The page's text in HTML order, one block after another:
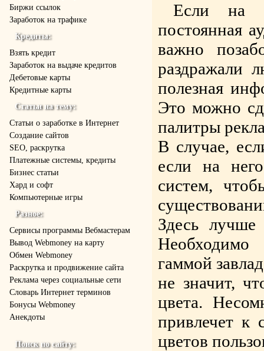
Биржи ссылок
Заработок на трафике
Кредиты:
Взять кредит
Заработок на выдаче кредитов
Дебетовые карты
Кредитные карты
Статьи на тему:
Статьи о заработке в Интернет
Создание сайтов
SEO, раскрутка
Платежные системы, кредиты
Бизнес статьи
Хард и софт
Компьютерные игры
Разное:
Cервисы программы Вебмастерам
Вывод Webmoney на карту
Обмен Webmoney
Раскрутка и продвижение сайта
Реклама через социальные сети
Словарь Интернет терминов
Бонусы Webmoney
Анекдоты
Поиск по сайту:
Если на
постоянная
важно
раздражали
полезная
Это можно
палитры
В случае,
если на
систем,
Здесь лучше
гаммой
не значит,
цвета.
привлечет к
цветов